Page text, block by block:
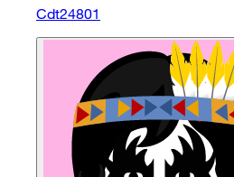
Cdt24801